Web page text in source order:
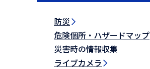
防災
危険個所・ハザードマップ
災害時の情報収集
ライブカメラ